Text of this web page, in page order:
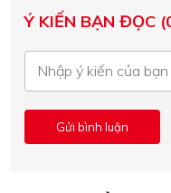
Ý KIẾN BẠN ĐỌC